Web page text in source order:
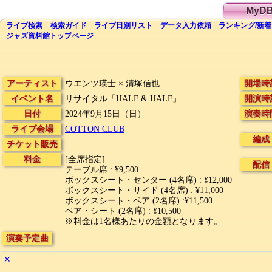
ライブ検索 検索ガイド ライブ日別 リスト データ入力依頼 ランキング/新着
ジャズ資料館 トップページ
アーティスト
ウエンツ瑛士 × 清塚信也
イベント名
リサイタル「HALF & HALF」
日付
2024年9月15日（日）
ライブ会場
COTTON CLUB
チケット販売
料金
[全席指定]
テーブル席 : ¥9,500
ボックスシート・センター (4名席) : ¥12,000
ボックスシート・サイド (4名席) : ¥11,000
ボックスシート・ペア (2名席) :¥11,500
ペア・シート (2名席) : ¥10,500
※料金は1名様あたりの金額となります。
開場時
開演時
演奏時
編成
配信
演奏予定曲
✕